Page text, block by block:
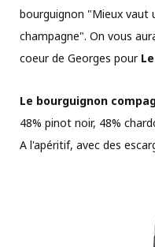
bourguignon "Mieux vaut
champagne". On vous
coeur de Georges pour
Le bourguignon
48% pinot noir, 48%
A l'apéritif, avec des